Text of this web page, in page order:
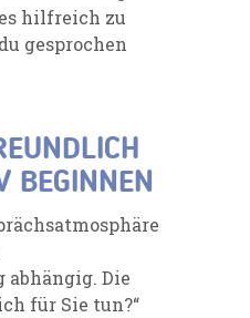
hilfreich zu
gesprochen
BEGINNEN
abhängig. Die
für Sie tun?“